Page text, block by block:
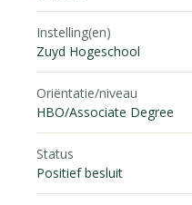
Instelling(en)
Zuyd Hogeschool
Oriëntatie/niveau
HBO/Associate Degree
Status
Positief besluit